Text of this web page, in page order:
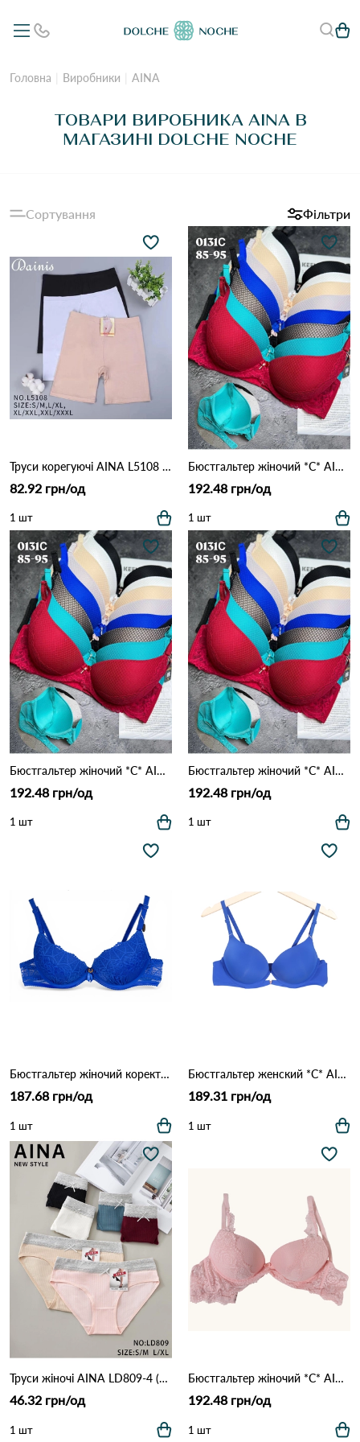
Головна Виробники AINA
ТОВАРИ ВИРОБНИКА AINA В
МАГАЗИНІ DOLCHE NOCHE
Сортування Фільтри
Труси корегуючі AINA L5108 (11В) Різні кольори
82.92 грн/од
1 шт
Бюстгальтер жіночий *C* AIMINA 0131 2,2 Зелений
192.48 грн/од
1 шт
Бюстгальтер жіночий *C* AIMINA 0131 2,2 Синій
192.48 грн/од
1 шт
Бюстгальтер жіночий *C* AIMINA 0131 2,2 Бордовий
192.48 грн/од
1 шт
Бюстгальтер жіночий коректор *B* AIMINA 0001 16,3 Електро
187.68 грн/од
1 шт
Бюстгальтер женский *C* AIMINA 1272 1.1 Синій
189.31 грн/од
1 шт
Труси жіночі AINA LD809-4 (5В) Різні кольори
46.32 грн/од
1 шт
Бюстгальтер жіночий *C* AIMINA 1765 3,2 Персиковий
192.48 грн/од
1 шт